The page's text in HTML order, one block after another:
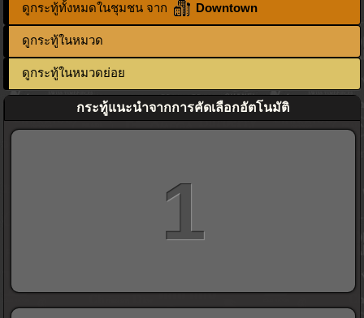
ดูกระทู้ทั้งหมดในชุมชน จาก Downtown
ดูกระทู้ในหมวด
ดูกระทู้ในหมวดย่อย
กระทู้แนะนำจากการคัดเลือกอัตโนมัติ
1